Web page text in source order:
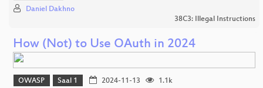
Daniel Dakhno
38C3: Illegal Instructions
How (Not) to Use OAuth in 2024
OWASP Saal 1 2024-11-13
1.1k